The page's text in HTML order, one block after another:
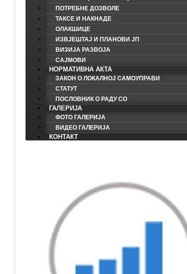
ПОТРЕБНЕ ДОЗВОЛЕ
ТАКСЕ И НАКНАДЕ
ОЛАКШИЦЕ
ИЗВЈЕШТАЈ И ПЛАНОВИ ЈП
ВИЗИЈА РАЗВОЈА
САЈМОВИ
НОРМАТИВНА АКТА
ЗАКОН О ЛОКАЛНОЈ САМОУПРАВИ
СТАТУТ
ПОСЛОВНИК О РАДУ СО
ГАЛЕРИЈА
ФОТО ГАЛЕРИЈА
ВИДЕО ГАЛЕРИЈА
КОНТАКТ